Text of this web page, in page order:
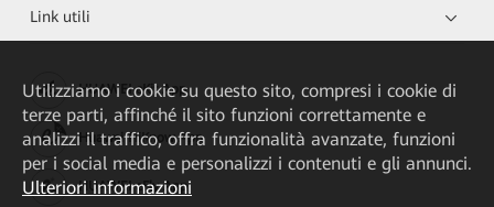
Link utili
HUAWEI eKit App
Huawei HiKnow App
HUAWEI eFly App
Utilizziamo i cookie su questo sito, compresi i cookie di
terze parti, affinché il sito funzioni correttamente e
analizzi il traffico, offra funzionalità avanzate, funzioni
per i social media e personalizzi i contenuti e gli annunci.
Ulteriori informazioni